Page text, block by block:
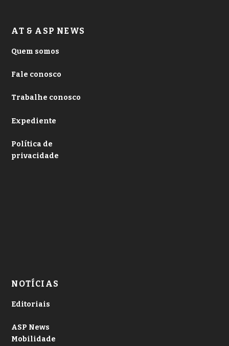
AT & ASP NEWS
Quem somos
Fale conosco
Trabalhe conosco
Expediente
Política de
privacidade
NOTÍCIAS
Editoriais
ASP News
Mobilidade